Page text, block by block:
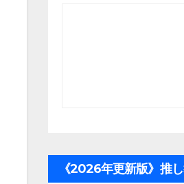
《2026年更新版》推